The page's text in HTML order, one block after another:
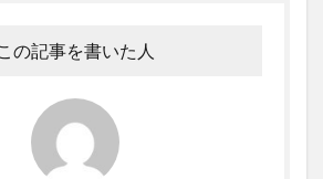
の記事を書いた人